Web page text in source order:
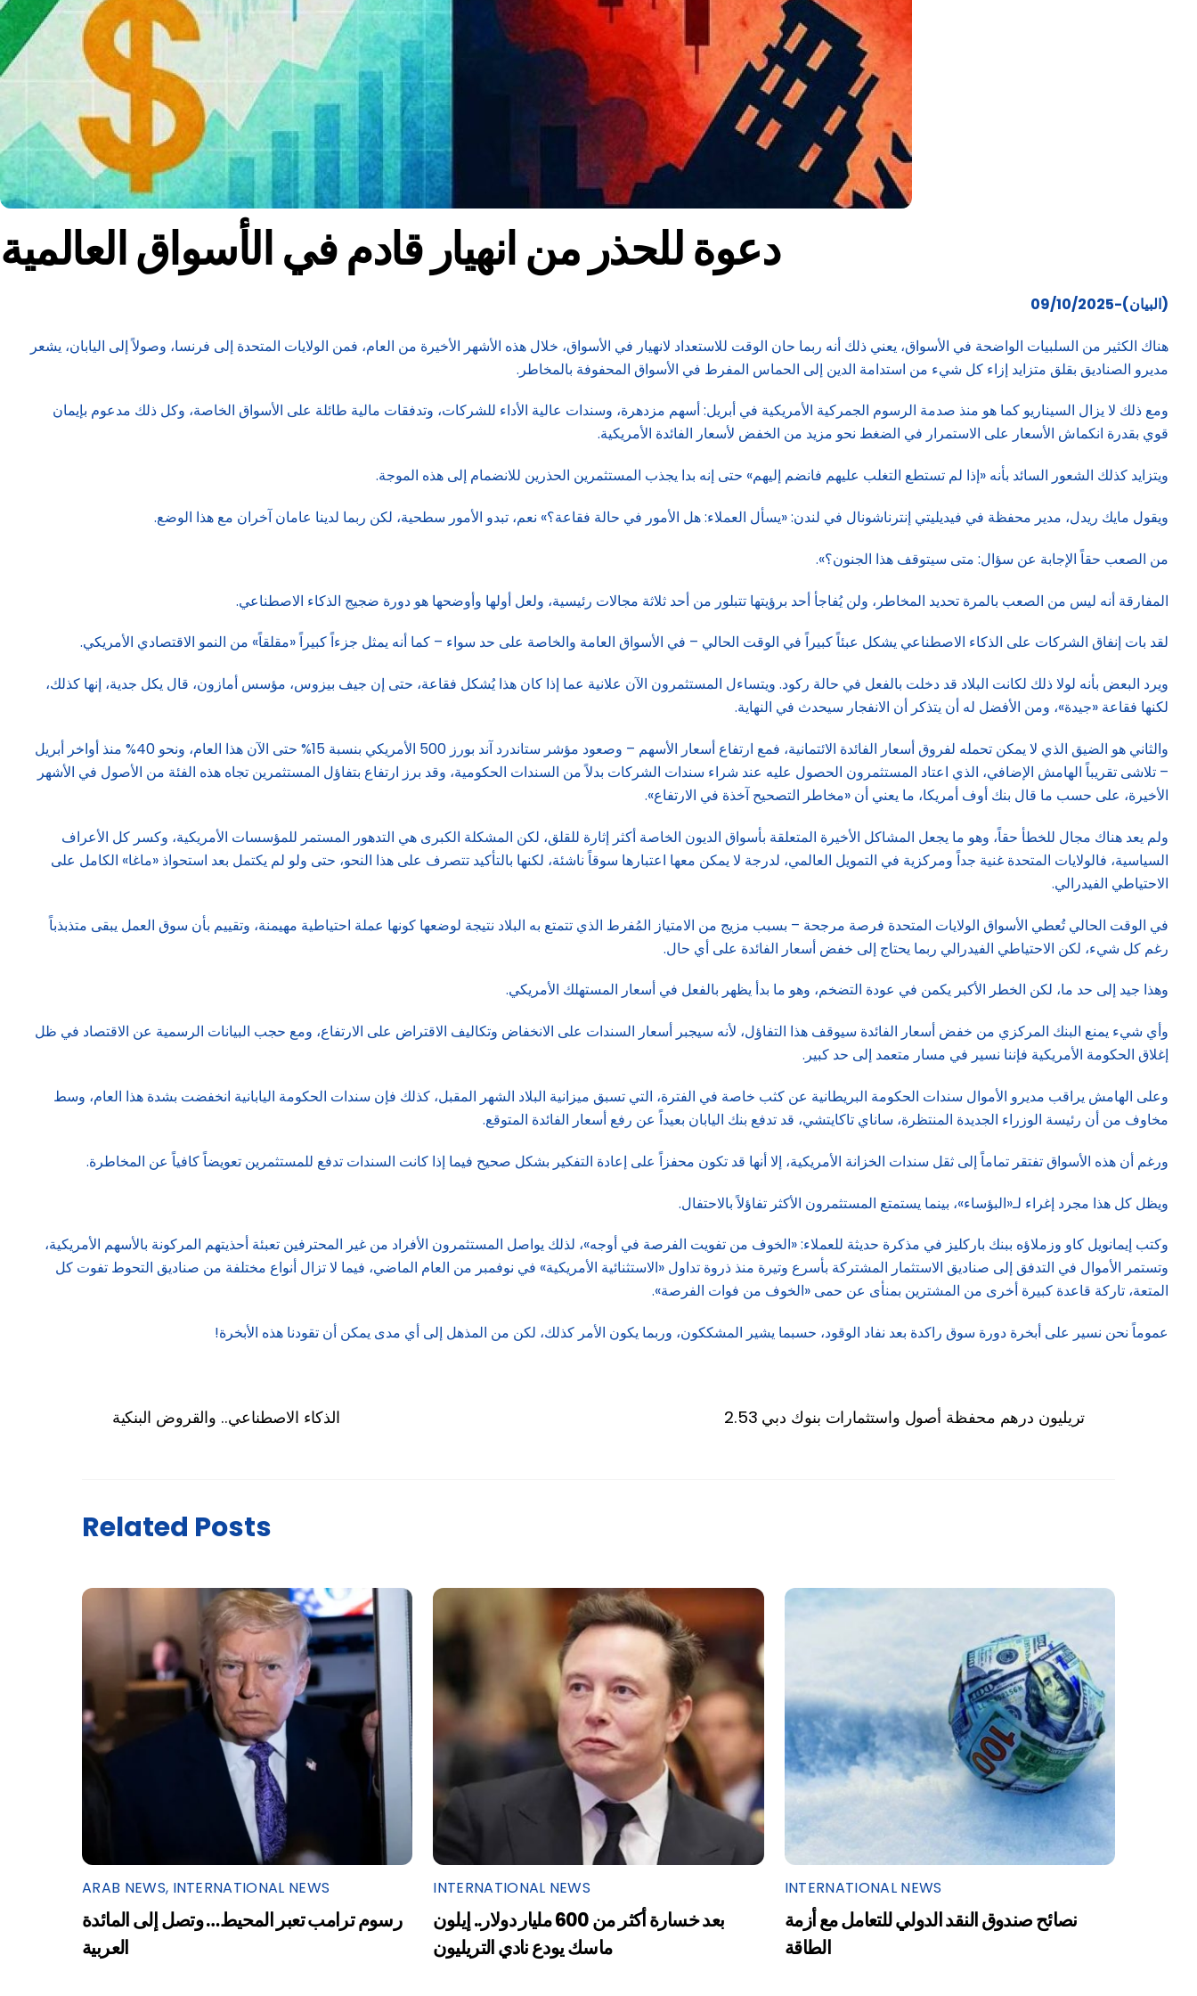
دعوة للحذر من انهيار قادم في الأسواق العالمية
(البيان)-09/10/2025
هناك الكثير من السلبيات الواضحة في الأسواق، يعني ذلك أنه ربما حان الوقت للاستعداد لانهيار في الأسواق، خلال هذه الأشهر الأخيرة من العام، فمن الولايات المتحدة إلى فرنسا، وصولاً إلى اليابان، يشعر
مديرو الصناديق بقلق متزايد إزاء كل شيء من استدامة الدين إلى الحماس المفرط في الأسواق المحفوفة بالمخاطر.
ومع ذلك لا يزال السيناريو كما هو منذ صدمة الرسوم الجمركية الأمريكية في أبريل: أسهم مزدهرة، وسندات عالية الأداء للشركات، وتدفقات مالية طائلة على الأسواق الخاصة، وكل ذلك مدعوم بإيمان
قوي بقدرة انكماش الأسعار على الاستمرار في الضغط نحو مزيد من الخفض لأسعار الفائدة الأمريكية.
ويتزايد كذلك الشعور السائد بأنه «إذا لم تستطع التغلب عليهم فانضم إليهم» حتى إنه بدا يجذب المستثمرين الحذرين للانضمام إلى هذه الموجة.
ويقول مايك ريدل، مدير محفظة في فيديليتي إنترناشونال في لندن: «يسأل العملاء: هل الأمور في حالة فقاعة؟» نعم، تبدو الأمور سطحية، لكن ربما لدينا عامان آخران مع هذا الوضع.
من الصعب حقاً الإجابة عن سؤال: متى سيتوقف هذا الجنون؟».
المفارقة أنه ليس من الصعب بالمرة تحديد المخاطر، ولن يُفاجأ أحد برؤيتها تتبلور من أحد ثلاثة مجالات رئيسية، ولعل أولها وأوضحها هو دورة ضجيج الذكاء الاصطناعي.
لقد بات إنفاق الشركات على الذكاء الاصطناعي يشكل عبئاً كبيراً في الوقت الحالي – في الأسواق العامة والخاصة على حد سواء – كما أنه يمثل جزءاً كبيراً «مقلقاً» من النمو الاقتصادي الأمريكي.
ويرد البعض بأنه لولا ذلك لكانت البلاد قد دخلت بالفعل في حالة ركود. ويتساءل المستثمرون الآن علانية عما إذا كان هذا يُشكل فقاعة، حتى إن جيف بيزوس، مؤسس أمازون، قال يكل جدية، إنها كذلك،
لكنها فقاعة «جيدة»، ومن الأفضل له أن يتذكر أن الانفجار سيحدث في النهاية.
والثاني هو الضيق الذي لا يمكن تحمله لفروق أسعار الفائدة الائتمانية، فمع ارتفاع أسعار الأسهم – وصعود مؤشر ستاندرد آند بورز 500 الأمريكي بنسبة 15% حتى الآن هذا العام، ونحو 40% منذ أواخر أبريل
– تلاشى تقريباً الهامش الإضافي، الذي اعتاد المستثمرون الحصول عليه عند شراء سندات الشركات بدلاً من السندات الحكومية، وقد برز ارتفاع بتفاؤل المستثمرين تجاه هذه الفئة من الأصول في الأشهر
الأخيرة، على حسب ما قال بنك أوف أمريكا، ما يعني أن «مخاطر التصحيح آخذة في الارتفاع».
ولم يعد هناك مجال للخطأ حقاً، وهو ما يجعل المشاكل الأخيرة المتعلقة بأسواق الديون الخاصة أكثر إثارة للقلق، لكن المشكلة الكبرى هي التدهور المستمر للمؤسسات الأمريكية، وكسر كل الأعراف
السياسية، فالولايات المتحدة غنية جداً ومركزية في التمويل العالمي، لدرجة لا يمكن معها اعتبارها سوقاً ناشئة، لكنها بالتأكيد تتصرف على هذا النحو، حتى ولو لم يكتمل بعد استحواذ «ماغا» الكامل على
الاحتياطي الفيدرالي.
في الوقت الحالي تُعطي الأسواق الولايات المتحدة فرصة مرجحة – بسبب مزيج من الامتياز المُفرط الذي تتمتع به البلاد نتيجة لوضعها كونها عملة احتياطية مهيمنة، وتقييم بأن سوق العمل يبقى متذبذباً
رغم كل شيء، لكن الاحتياطي الفيدرالي ربما يحتاج إلى خفض أسعار الفائدة على أي حال.
وهذا جيد إلى حد ما، لكن الخطر الأكبر يكمن في عودة التضخم، وهو ما بدأ يظهر بالفعل في أسعار المستهلك الأمريكي.
وأي شيء يمنع البنك المركزي من خفض أسعار الفائدة سيوقف هذا التفاؤل، لأنه سيجبر أسعار السندات على الانخفاض وتكاليف الاقتراض على الارتفاع، ومع حجب البيانات الرسمية عن الاقتصاد في ظل
إغلاق الحكومة الأمريكية فإننا نسير في مسار متعمد إلى حد كبير.
وعلى الهامش يراقب مديرو الأموال سندات الحكومة البريطانية عن كثب خاصة في الفترة، التي تسبق ميزانية البلاد الشهر المقبل، كذلك فإن سندات الحكومة اليابانية انخفضت بشدة هذا العام، وسط
مخاوف من أن رئيسة الوزراء الجديدة المنتظرة، ساناي تاكايتشي، قد تدفع بنك اليابان بعيداً عن رفع أسعار الفائدة المتوقع.
ورغم أن هذه الأسواق تفتقر تماماً إلى ثقل سندات الخزانة الأمريكية، إلا أنها قد تكون محفزاً على إعادة التفكير بشكل صحيح فيما إذا كانت السندات تدفع للمستثمرين تعويضاً كافياً عن المخاطرة.
ويظل كل هذا مجرد إغراء لـ«البؤساء»، بينما يستمتع المستثمرون الأكثر تفاؤلاً بالاحتفال.
وكتب إيمانويل كاو وزملاؤه ببنك باركليز في مذكرة حديثة للعملاء: «الخوف من تفويت الفرصة في أوجه»، لذلك يواصل المستثمرون الأفراد من غير المحترفين تعبئة أحذيتهم المركونة بالأسهم الأمريكية،
وتستمر الأموال في التدفق إلى صناديق الاستثمار المشتركة بأسرع وتيرة منذ ذروة تداول «الاستثنائية الأمريكية» في نوفمبر من العام الماضي، فيما لا تزال أنواع مختلفة من صناديق التحوط تفوت كل
المتعة، تاركة قاعدة كبيرة أخرى من المشترين بمنأى عن حمى «الخوف من فوات الفرصة».
عموماً نحن نسير على أبخرة دورة سوق راكدة بعد نفاد الوقود، حسبما يشير المشككون، وربما يكون الأمر كذلك، لكن من المذهل إلى أي مدى يمكن أن تقودنا هذه الأبخرة!
الذكاء الاصطناعي.. والقروض البنكية 2.53 تريليون درهم محفظة أصول واستثمارات بنوك دبي
Related Posts
ARAB NEWS, INTERNATIONAL NEWS
رسوم ترامب تعبر المحيط… وتصل إلى المائدة
العربية
INTERNATIONAL NEWS
بعد خسارة أكثر من 600 مليار دولار.. إيلون
ماسك يودع نادي التريليون
INTERNATIONAL NEWS
نصائح صندوق النقد الدولي للتعامل مع أزمة
الطاقة